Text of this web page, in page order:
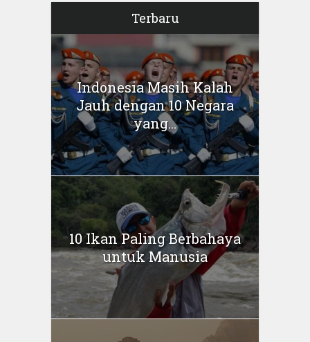
Terbaru
Indonesia Masih Kalah
Jauh dengan 10 Negara
yang...
10 Ikan Paling Berbahaya
untuk Manusia